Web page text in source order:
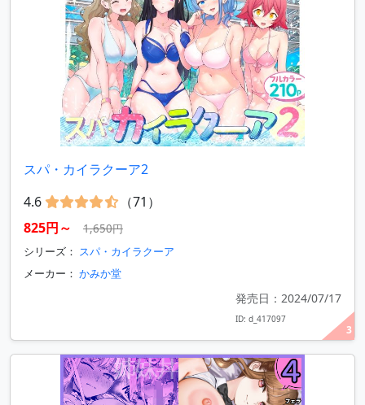
3
スパ・カイラクーア2
4.6
（71）
825円～
1,650円
シリーズ： スパ・カイラクーア
メーカー： かみか堂
発売日：2024/07/17
ID: d_417097